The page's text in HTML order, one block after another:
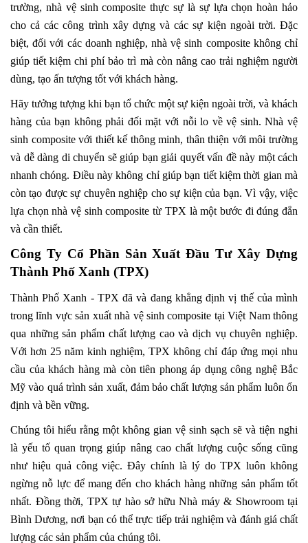
trường, nhà vệ sinh composite thực sự là sự lựa chọn hoàn hảo
cho cả các công trình xây dựng và các sự kiện ngoài trời. Đặc
biệt, đối với các doanh nghiệp, nhà vệ sinh composite không chỉ
giúp tiết kiệm chi phí bảo trì mà còn nâng cao trải nghiệm người
dùng, tạo ấn tượng tốt với khách hàng.
Hãy tưởng tượng khi bạn tổ chức một sự kiện ngoài trời, và khách
hàng của bạn không phải đối mặt với nỗi lo về vệ sinh. Nhà vệ
sinh composite với thiết kế thông minh, thân thiện với môi trường
và dễ dàng di chuyển sẽ giúp bạn giải quyết vấn đề này một cách
nhanh chóng. Điều này không chỉ giúp bạn tiết kiệm thời gian mà
còn tạo được sự chuyên nghiệp cho sự kiện của bạn. Vì vậy, việc
lựa chọn nhà vệ sinh composite từ TPX là một bước đi đúng đắn
và cần thiết.
Công Ty Cổ Phần Sản Xuất Đầu Tư Xây Dựng
Thành Phố Xanh (TPX)
Thành Phố Xanh - TPX đã và đang khẳng định vị thế của mình
trong lĩnh vực sản xuất nhà vệ sinh composite tại Việt Nam thông
qua những sản phẩm chất lượng cao và dịch vụ chuyên nghiệp.
Với hơn 25 năm kinh nghiệm, TPX không chỉ đáp ứng mọi nhu
cầu của khách hàng mà còn tiên phong áp dụng công nghệ Bắc
Mỹ vào quá trình sản xuất, đảm bảo chất lượng sản phẩm luôn ổn
định và bền vững.
Chúng tôi hiểu rằng một không gian vệ sinh sạch sẽ và tiện nghi
là yếu tố quan trọng giúp nâng cao chất lượng cuộc sống cũng
như hiệu quả công việc. Đây chính là lý do TPX luôn không
ngừng nỗ lực để mang đến cho khách hàng những sản phẩm tốt
nhất. Đồng thời, TPX tự hào sở hữu Nhà máy & Showroom tại
Bình Dương, nơi bạn có thể trực tiếp trải nghiệm và đánh giá chất
lượng các sản phẩm của chúng tôi.